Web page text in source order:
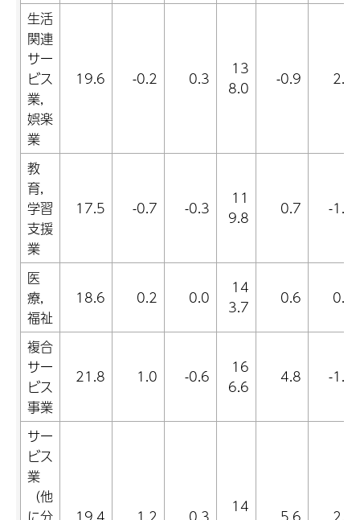
生活
関連
サー
ビス
業,
娯楽
業
19.6 -0.2 0.3
13
8.0
-0.9 2.2
教
育,
学習
支援
業
17.5 -0.7 -0.3
11
9.8
0.7 -1.7
医
療,
福祉
18.6 0.2 0.0
14
3.7
0.6 0.2
複合
サー
ビス
事業
21.8 1.0 -0.6
16
6.6
4.8 -1.6
サー
ビス
業
（他
14